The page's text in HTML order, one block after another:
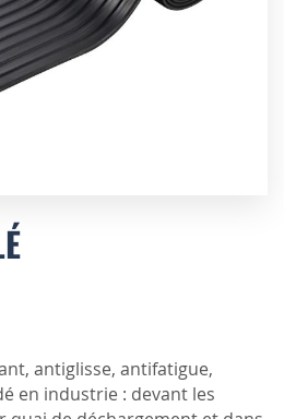
antiglisse, antifatigue,
en industrie : devant les